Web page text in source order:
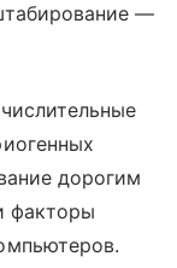
—
дорогим
факторы